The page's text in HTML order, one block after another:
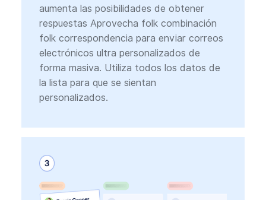
aumenta las posibilidades de obtener
respuestas Aprovecha folk combinación
folk correspondencia para enviar correos
electrónicos ultra personalizados de
forma masiva. Utiliza todos los datos de
la lista para que se sientan
personalizados.